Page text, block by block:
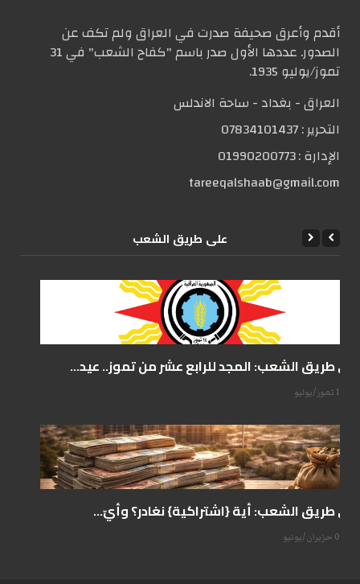
أقدم وأعرق صحيفة صدرت في العراق ولم تكف عن
الصدور. عددها الأول صدر باسم "كفاح الشعب" في 31
تموز/يوليو 1935.
العراق - بغداد - ساحة الاندلس
التحریر :07834101437
الإدارة :01990200773
tareeqalshaab@gmail.com
علی طریق الشعب
على طريق الشعب: المجد للرابع عشر من تموز.. عيد...
14 تموز/يوليو
على طريق الشعب: أية {اشتراكية} نغادر؟ وأيّ...
07 حزيران/يونيو